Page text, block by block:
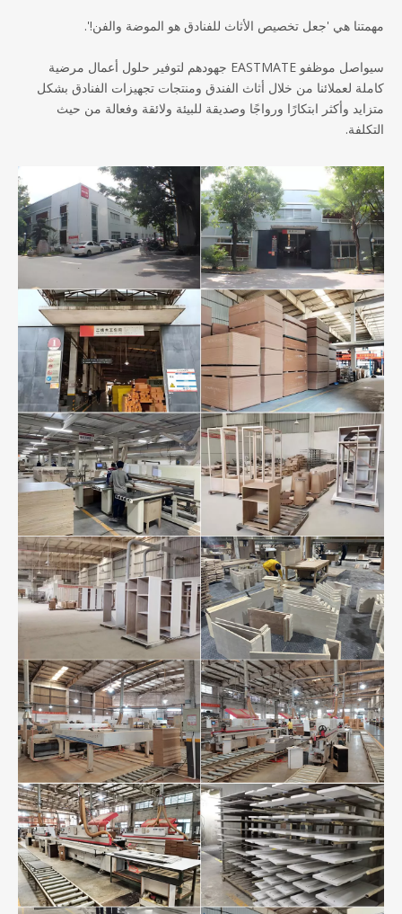
مهمتنا هي 'جعل تخصيص الأثاث للفنادق هو الموضة والفن!'.
سيواصل موظفو EASTMATE جهودهم لتوفير حلول أعمال مرضية
كاملة لعملائنا من خلال أثاث الفندق ومنتجات تجهيزات الفنادق بشكل
متزايد وأكثر ابتكارًا ورواجًا وصديقة للبيئة ولائقة وفعالة من حيث
التكلفة.